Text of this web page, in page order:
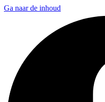
Ga naar de inhoud